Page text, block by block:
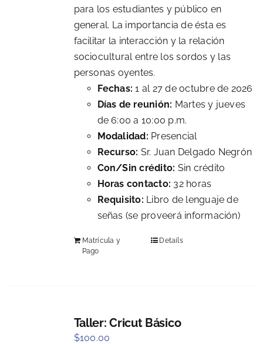
para los estudiantes y público en
general. La importancia de ésta es
facilitar la interacción y la relación
sociocultural entre los sordos y las
personas oyentes.
Fechas:1 al 27 de octubre de 2026
Días de reunión: Martes y jueves
de 6:00 a 10:00 p.m.
Modalidad: Presencial
Recurso: Sr. Juan Delgado Negrón
Con/Sin crédito: Sin crédito
Horas contacto: 32 horas
Requisito: Libro de lenguaje de
señas (se proveerá información)
Matrícula y
Pago
Details
Taller: Cricut Básico
$100.00